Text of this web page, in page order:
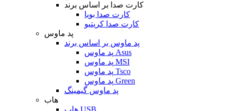
کارت صدا بر اساس برند
کارت صدا بویا
کارت صدا کریتیو
پد ماوس
پد ماوس بر اساس برند
پد ماوس Asus
پد ماوس MSI
پد ماوس Tsco
پد ماوس Green
پد ماوس گیمینگ
هاب
هاب USB